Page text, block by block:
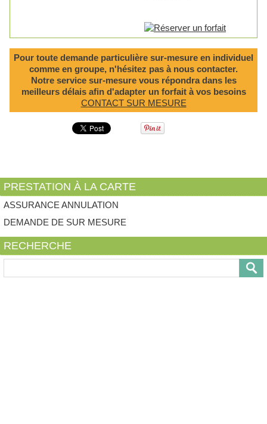
Pour toute demande particulière sur-mesure en individuel
comme en groupe, n'hésitez pas à nous contacter.
Notre service sur-mesure vous répondra dans les
meilleurs délais afin d'adapter un forfait à vos besoins
CONTACT SUR MESURE
PRESTATION À LA CARTE
ASSURANCE ANNULATION
DEMANDE DE SUR MESURE
RECHERCHE